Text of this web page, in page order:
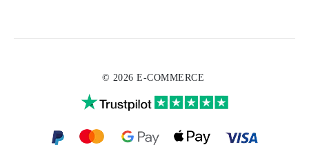
© 2026 E-COMMERCE